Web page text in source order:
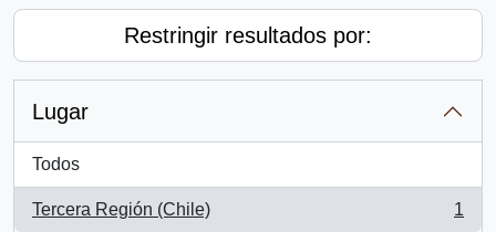
Restringir resultados por:
Lugar
Todos
Tercera Región (Chile)
, 1 resultados
1